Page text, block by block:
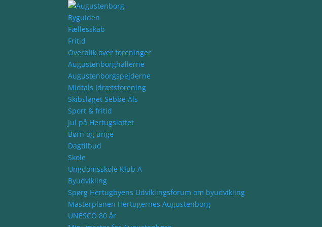
Byguiden
Fællesskab
Fritid
Overblik over foreninger
Augustenborghallerne
Augustenborgspejderne
Midtals Idrætsforening
Skibslaget Sebbe Als
Sport & fritid
Jul på Hertugslottet
Børn og unge
Dagtilbud
Skole
Ungdomsskole Klub A
Byudvikling
Spørg Hertugbyens Udviklingsforum om byudvikling
Masterplanen Hertugernes Augustenborg
UNESCO 80 år